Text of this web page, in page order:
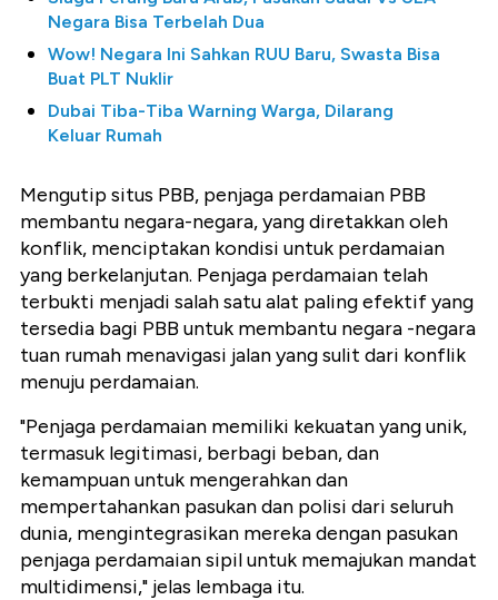
Negara Bisa Terbelah Dua
Wow! Negara Ini Sahkan RUU Baru, Swasta Bisa
Buat PLT Nuklir
Dubai Tiba-Tiba Warning Warga, Dilarang
Keluar Rumah
Mengutip situs PBB, penjaga perdamaian PBB
membantu negara-negara, yang diretakkan oleh
konflik, menciptakan kondisi untuk perdamaian
yang berkelanjutan. Penjaga perdamaian telah
terbukti menjadi salah satu alat paling efektif yang
tersedia bagi PBB untuk membantu negara -negara
tuan rumah menavigasi jalan yang sulit dari konflik
menuju perdamaian.
"Penjaga perdamaian memiliki kekuatan yang unik,
termasuk legitimasi, berbagi beban, dan
kemampuan untuk mengerahkan dan
mempertahankan pasukan dan polisi dari seluruh
dunia, mengintegrasikan mereka dengan pasukan
penjaga perdamaian sipil untuk memajukan mandat
multidimensi," jelas lembaga itu.